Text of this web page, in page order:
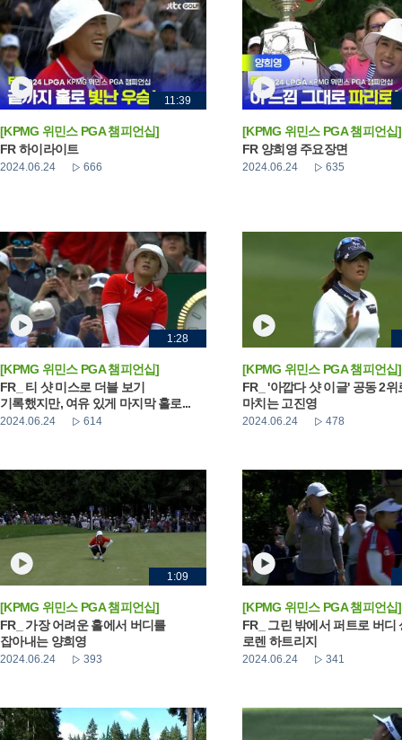
11:39
[KPMG 위민스 PGA 챔피언십]
FR 하이라이트
2024.06.24 666
[KPMG 위민스 PGA 챔피언십]
FR 양희영 주요장면
2024.06.24 635
1:28
[KPMG 위민스 PGA 챔피언십]
FR_ 티 샷 미스로 더블 보기
기록했지만, 여유 있게 마지막 홀로...
2024.06.24 614
[KPMG 위민스 PGA 챔피언십]
FR_ '아깝다 샷 이글' 공동 2위
마치는 고진영
2024.06.24 478
1:09
[KPMG 위민스 PGA 챔피언십]
FR_ 가장 어려운 홀에서 버디를
잡아내는 양희영
2024.06.24 393
[KPMG 위민스 PGA 챔피언십]
FR_ 그린 밖에서 퍼트로 버디
로렌 하트리지
2024.06.24 341